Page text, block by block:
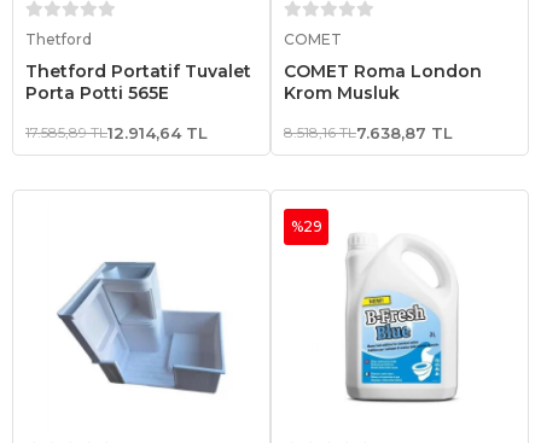
Thetford
Thetford Portatif Tuvalet
Porta Potti 565E
17.585,89 TL12.914,64 TL
COMET
COMET Roma London
Krom Musluk
8.518,16 TL7.638,87 TL
%29